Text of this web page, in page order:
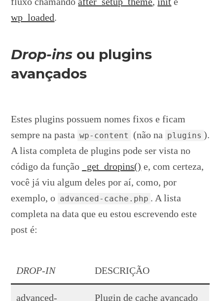
wp_loaded.
Drop-ins ou plugins
avançados
Estes plugins possuem nomes fixos e ficam
sempre na pasta wp-content (não na plugins ).
A lista completa de plugins pode ser vista no
código da função
_get_dropins() e, com certeza,
você já viu algum deles por aí, como, por
exemplo, o advanced-cache.php . A lista
completa na data que eu estou escrevendo este
post é:
DROP-IN DESCRIÇÃO
advanced-
Plugin de cache avançado